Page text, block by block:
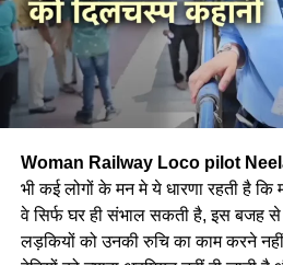
Woman Railway Loco pilot
भी कई लोगों के मन मे ये धारणा रहती है
वे सिर्फ घर ही संभाल सकती है, इस बजह
लड़कियों को उनकी रुचि का काम करने